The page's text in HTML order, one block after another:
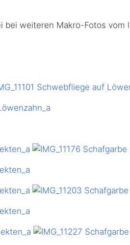
bei weiteren Makro-Fotos vom